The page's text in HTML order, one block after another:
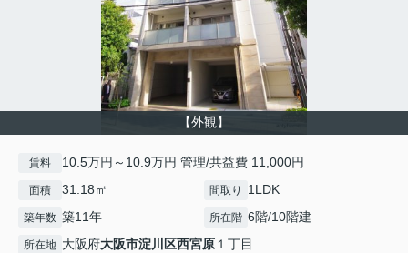
【外観】
賃料 10.5万円～10.9万円 管理/共益費 11,000円
面積 31.18㎡ 間取り 1LDK
築年数 築11年 所在階 6階/10階建
所在地 大阪府大阪市淀川区西宮原 １丁目